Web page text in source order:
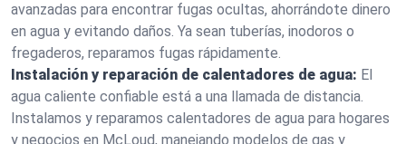
avanzadas para encontrar fugas ocultas, ahorrándote dinero
en agua y evitando daños. Ya sean tuberías, inodoros o
fregaderos, reparamos fugas rápidamente.
Instalación y reparación de calentadores de agua: El
agua caliente confiable está a una llamada de distancia.
Instalamos y reparamos calentadores de agua para hogares
y negocios en McLoud, manejando modelos de gas y